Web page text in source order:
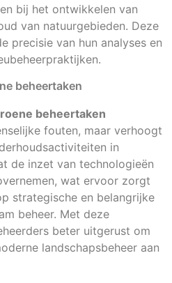
bij het ontwikkelen van
van natuurgebieden. Deze
precisie van hun analyses en
beheertaken
beheertaken
fouten, maar verhoogt
in
de inzet van technologieën
wat ervoor zorgt
strategische en belangrijke
beheer. Met deze
beter uitgerust om
landschapsbeheer aan